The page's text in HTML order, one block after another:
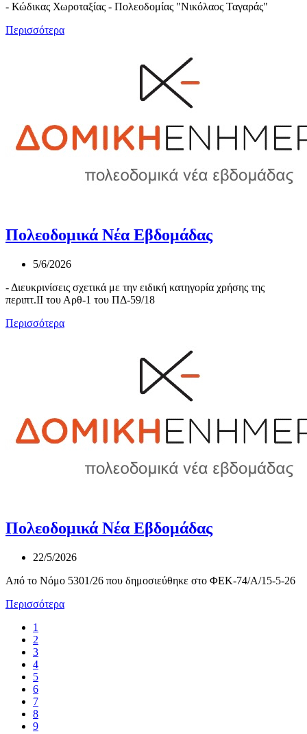
- Κώδικας Χωροταξίας - Πολεοδομίας "Νικόλαος Ταγαράς"
Περισσότερα
Πολεοδομικά Νέα Εβδομάδας
5/6/2026
- Διευκρινίσεις σχετικά με την ειδική κατηγορία χρήσης της
περιπτ.ΙΙ του Αρθ-1 του ΠΔ-59/18
Περισσότερα
Πολεοδομικά Νέα Εβδομάδας
22/5/2026
Από το Νόμο 5301/26 που δημοσιεύθηκε στο ΦΕΚ-74/Α/15-5-26
Περισσότερα
1
2
3
4
5
6
7
8
9